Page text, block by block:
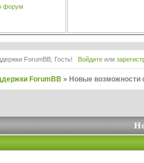
форум
ForumBB, Гость! Войдитеили
ForumBB »Новые возможности